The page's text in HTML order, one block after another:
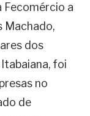
Fecomércio a
Machado,
dos
foi
no
de